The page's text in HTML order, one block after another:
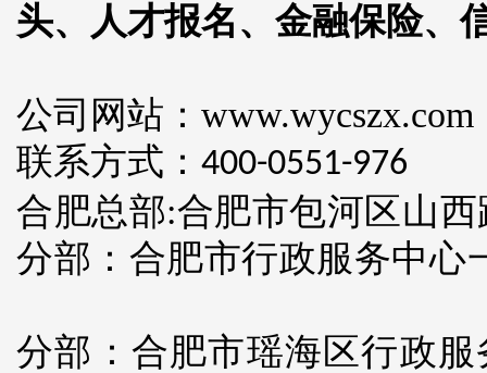
头、人才报名、金融保险、
公司网站：www.wycszx.com
联系方式： 400-0551-976
合肥总部:合肥市包河区山
分部：合肥市行政服务中心
分部：合肥市瑶海区行政